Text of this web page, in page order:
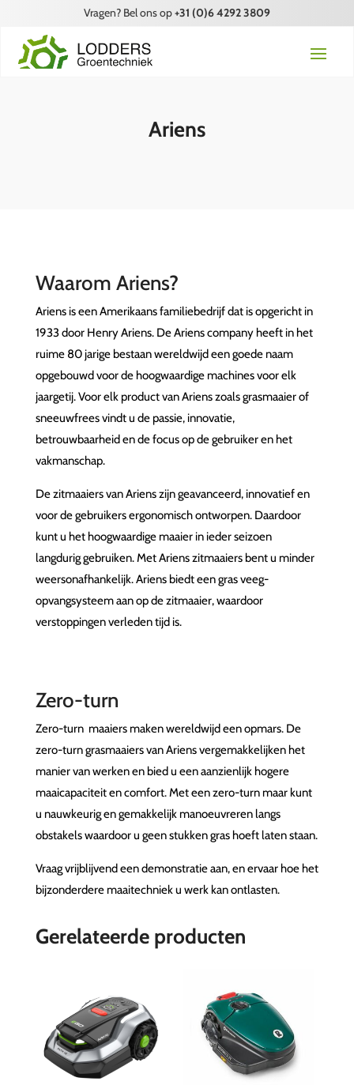
Vragen? Bel ons op+31 (0)6 4292 3809
Ariens
Waarom Ariens?
Ariens is een Amerikaans familiebedrijf dat is opgericht in
1933 door Henry Ariens. De Ariens company heeft in het
ruime 80 jarige bestaan wereldwijd een goede naam
opgebouwd voor de hoogwaardige machines voor elk
jaargetij. Voor elk product van Ariens zoals grasmaaier of
sneeuwfrees vindt u de passie, innovatie,
betrouwbaarheid en de focus op de gebruiker en het
vakmanschap.
De zitmaaiers van Ariens zijn geavanceerd, innovatief en
voor de gebruikers ergonomisch ontworpen. Daardoor
kunt u het hoogwaardige maaier in ieder seizoen
langdurig gebruiken. Met Ariens zitmaaiers bent u minder
weersonafhankelijk. Ariens biedt een gras veeg-
opvangsysteem aan op de zitmaaier, waardoor
verstoppingen verleden tijd is.
Zero-turn
Zero-turn maaiers maken wereldwijd een opmars. De
zero-turn grasmaaiers van Ariens vergemakkelijken het
manier van werken en bied u een aanzienlijk hogere
maaicapaciteit en comfort. Met een zero-turn maar kunt
u nauwkeurig en gemakkelijk manoeuvreren langs
obstakels waardoor u geen stukken gras hoeft laten staan.
Vraag vrijblijvend een demonstratie aan, en ervaar hoe het
bijzonderdere maaitechniek u werk kan ontlasten.
Gerelateerde producten